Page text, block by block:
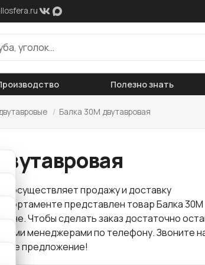
Полезно знать
/ Балка 30М двутавровая
осуществляет продажу и доставку
сортаменте представлен товар Балка 30М
Чтобы сделать заказ достаточно
менеджерами по телефону. Звоните
предложение!